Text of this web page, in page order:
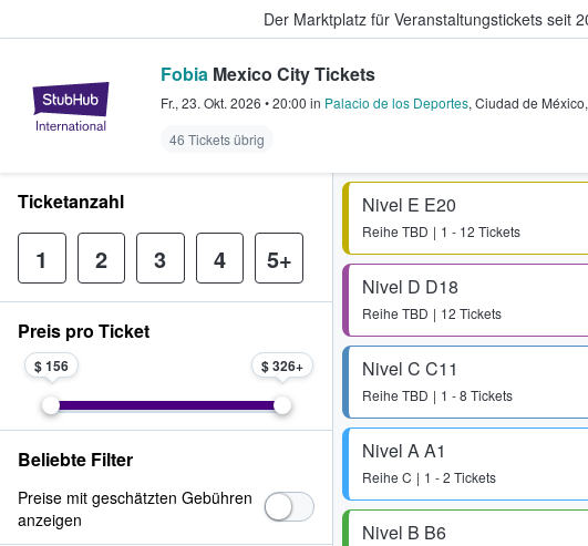
Der Marktplatz für Veranstaltungstickets seit
StubHub - Wo Fans Tickets kaufen &
Fobia Mexico City Tickets
Fr., 23. Okt. 2026 •20:00 in Palacio de los Deportes, Ciudad de México,
46 Tickets übrig
Nivel E E20
Reihe TBD 1 - 12 Tickets
Nivel D D18
Reihe TBD 12 Tickets
Nivel C C11
Reihe TBD 1 - 8 Tickets
Nivel A A1
Reihe C 1 - 2 Tickets
Nivel B B6
Ticketanzahl
1 2 3 4 5+
Preis pro Ticket
$ 156 $ 326
Beliebte Filter
Preise mit geschätzten Gebühren
anzeigen